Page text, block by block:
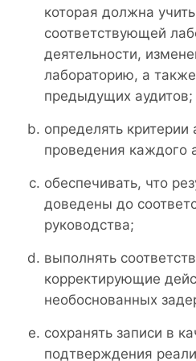
которая должна
соответствующей
деятельности,
лабораторию, а также
предыдущих аудитов;
определять критерии
проведения каждого
обеспечивать, что
доведены до
руководства;
выполнять
корректирующие
необоснованных
сохранять записи в
подтверждения